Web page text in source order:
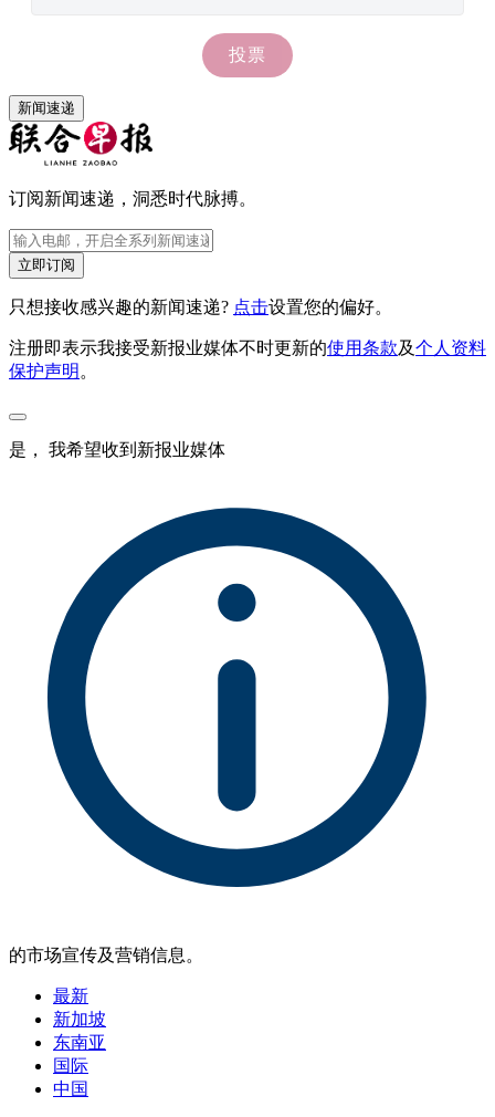
新闻速递
订阅新闻速递，洞悉时代脉搏。
立即订阅
只想接收感兴趣的新闻速递? 点击设置您的偏好。
注册即表示我接受新报业媒体不时更新的使用条款及个人资料
保护声明 。
是， 我希望收到新报业媒体
的市场宣传及营销信息。
最新
新加坡
东南亚
国际
中国